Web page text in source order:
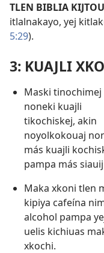
TLEN BIBLIA
itlalnakayo, yej
5:29).
3: KUAJLI
Maski tinochimej
noneki kuajli
tikochiskej, akin
noyolkokouaj
más kuajli
pampa más
Maka xkoni tlen
kipiya cafeína
alcohol pampa
uelis kichiuas
xkochi.